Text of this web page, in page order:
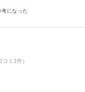
考になった
ミ1件）